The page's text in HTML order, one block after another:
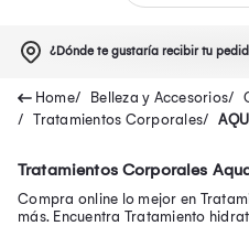
¿Dónde te gustaría recibir tu
Belleza y Accesorios
Tratamientos Corporales
Tratamientos Corporales
Compra online lo mejor en
más. Encuentra Tratamiento